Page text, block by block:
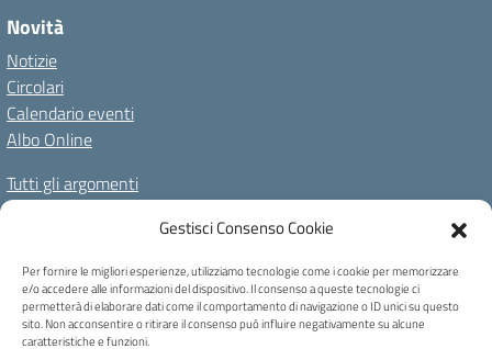
Gestisci Consenso Cookie
Per fornire le migliori esperienze, utilizziamo tecnologie come i cookie per memorizzare
e/o accedere alle informazioni del dispositivo. Il consenso a queste tecnologie ci
permetterà di elaborare dati come il comportamento di navigazione o ID unici su questo
sito. Non acconsentire o ritirare il consenso può influire negativamente su alcune
caratteristiche e funzioni.
Novità
Notizie
Circolari
Calendario eventi
Albo Online
Tutti gli argomenti
Il nostro territorio
Amministrazione TrasparenteAlbo OnlinePrivacy Policy
Dichiarazione di accessibilitàNote legaliCookie Policy